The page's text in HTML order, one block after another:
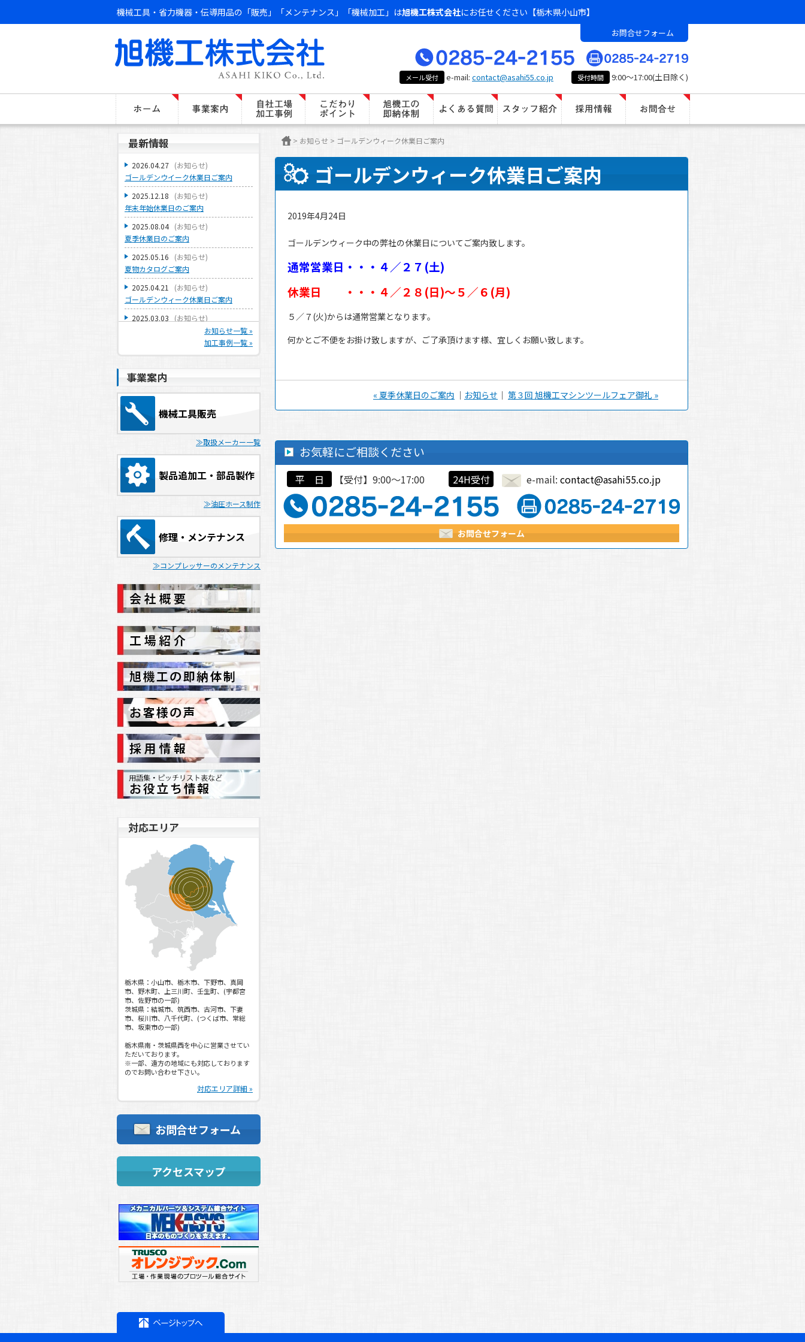
機械工具・省力機器・伝導用品の「販売」「メンテナンス」「機械加工」は旭機工株式会社にお任せください【栃木県小山市】
お問合せフォーム
メール受付 e-mail: contact@asahi55.co.jp 受付時間 9:00～17:00(土日除く)
> お知らせ > ゴールデンウィーク休業日ご案内
ゴールデンウィーク休業日ご案内
2019年4月24日
ゴールデンウィーク中の弊社の休業日についてご案内致します。
通常営業日・・・４／２７(土)
休業日 ・・・４／２８(日)～５／６(月)
５／７(火)からは通常営業となります。
何かとご不便をお掛け致しますが、ご了承頂けます様、宜しくお願い致します。
« 夏季休業日のご案内 ｜ お知らせ ｜ 第３回 旭機工マシンツールフェア御礼 »
お気軽にご相談ください
平 日 【受付】9:00～17:00 24H受付 e-mail: contact@asahi55.co.jp
お問合せフォーム
最新情報
2026.04.27 (お知らせ)
ゴールデンウイーク休業日ご案内
2025.12.18 (お知らせ)
年末年始休業日のご案内
2025.08.04 (お知らせ)
夏季休業日のご案内
2025.05.16 (お知らせ)
夏物カタログご案内
2025.04.21 (お知らせ)
ゴールデンウィーク休業日ご案内
2025.03.03 (お知らせ)
建設業許可取得のお知らせ
お知らせ)
2024.10.29
冬物カタログご案内
2024.07.22(お知らせ)
夏季休業日のご案内
お知らせ)
ゴールデンウィーク休業日ご案内
2023.12.25( お知らせ)
年末年始休業日のご案内
お知らせ)
2023.04.24(お知らせ
ゴールデンウィーク中の休業日のご案
内
北関東どてらい市開催のご案内
2022.12.21(お知らせ
年末年始休業日のご案内
2022.08.10(お知らせ)
夏季休業日のご案内
2022.04.25(お知らせ)
ゴールデンウィーク中の営業日・休業
日のご案内
2021.12.27(お知らせ
年末年始休業日のご案内
2021.07.16(お知らせ)
夏季休業日等のご案内
2021.03.01(お知らせ)
X-LOCK FESTIVALのご案内
2020.12.18(お知らせ)
2020.08.04(
2020.07.31
軸付き滑車(ローラー)製作
2020.05.29(お知らせ )
ポータブルスポットクーラー入荷予
定！！
2020.04.27( お知らせ
連休中の休業日ご案内
お知らせ
新型コロナウイルス感染拡大予防のた
めの対応について
2019.12.19
お知らせ)
年末年始休業日のご案内
夏季休業日のご案内
2019.04.24(お知らせ)
2019.04.24(お知らせ)
2019.04.11(お知らせ)
第３回 旭機工㈱マシンツールフェア開
催！
2018.10.17(お知らせ)
特別休暇のお知らせ
2018.07.25(お知らせ)
夏季休業日のご案内
2018.04.26(お知らせ)
連休中の営業日ご案内
2017.12.20(お知らせ
お知らせ一覧 »
加工事例一覧 »
事業案内
機械工具販売
取扱メーカー一覧
製品追加工・部品製作
油圧ホース制作
修理・メンテナンス
コンプレッサーのメンテナンス
対応エリア
栃木県：小山市、栃木市、下野市、真岡
市、野木町、上三川町、壬生町、(宇都宮
市、佐野市の一部)
茨城県：結城市、筑西市、古河市、下妻
市、桜川市、八千代町、(つくば市、常総
市、坂東市の一部)
栃木県南・茨城県西を中心に営業させてい
ただいております。
※一部、遠方の地域にも対応しております
のでお問い合わせ下さい。
対応エリア詳細 »
お問合せフォーム
アクセスマップ